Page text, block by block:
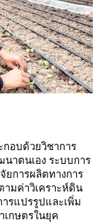
กอบด้วยวิชาการ
าตนเอง ระบบการ
ยการผลิตทางการ
ามค่าวิเคราะห์ดิน
รแปรรูปและเพิ่ม
เกษตรในยุค